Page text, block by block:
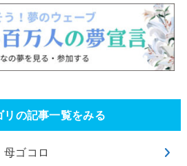
リの記事一覧をみる
母ゴコロ